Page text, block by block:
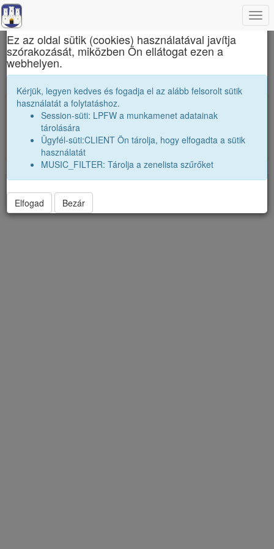
Erdélyi liceumok gimnáziumok kollégiumok
Találatok a véndiákok adatbankjában
Ezeknek az adatoknak a megtekintése csak
bejelentkezett látogatok részére lehetséges.
Jelentkezz be! Ez az oldal nagyon jó, informativ,
barátságos, zenés, játékos, ingyenes és reklámmentes!
Impresszum
Adatvédelmi nyilatkozat
×
Ez az oldal sütik (cookies) használatával javítja
szórakozását, miközben Ön ellátogat ezen a
webhelyen.
Kérjük, legyen kedves és fogadja el az alább felsorolt sütik
használatát a folytatáshoz.
Session-süti: LPFW a munkamenet adatainak
tárolására
Ügyfél-süti:CLIENT Ön tárolja, hogy elfogadta a sütik
használatát
MUSIC_FILTER: Tárolja a zenelista szűrőket
Elfogad Bezár